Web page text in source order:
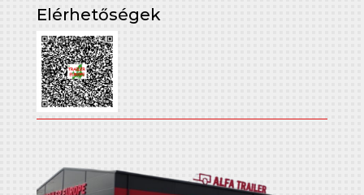
Elérhetőségek